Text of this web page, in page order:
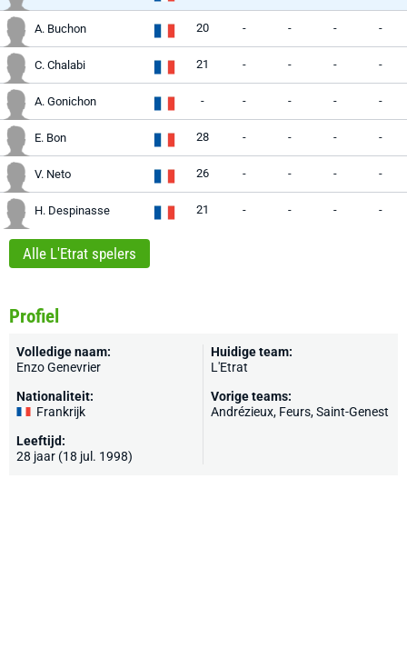
A. Buchon 20 - - - -
C. Chalabi 21 - - - -
A. Gonichon - - - - -
E. Bon 28 - - - -
V. Neto 26 - - - -
H. Despinasse 21 - - - -
Alle L'Etrat spelers
Profiel
Volledige naam:
Enzo Genevrier
Nationaliteit:
Frankrijk
Leeftijd:
28 jaar (18 jul. 1998)
Huidige team:
L'Etrat
Vorige teams:
Andrézieux, Feurs,Saint-Genest